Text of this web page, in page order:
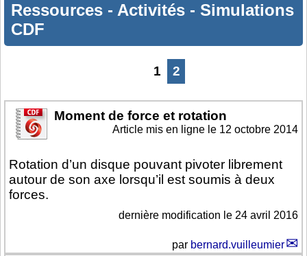
Ressources - Activités - Simulations
CDF
1 2
Moment de force et rotation
Rotation d’un disque pouvant pivoter librement
autour de son axe lorsqu’il est soumis à deux
forces.
Article mis en ligne le 12 octobre 2014
dernière modification le 24 avril 2016
par bernard.vuilleumier